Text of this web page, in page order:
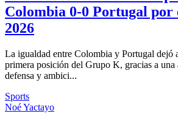
Colombia 0-0 Portugal
2026
La igualdad entre Colombia y Portugal dejó
primera posición del Grupo K, gracias a una
defensa y ambici...
Sports
Noé Yactayo